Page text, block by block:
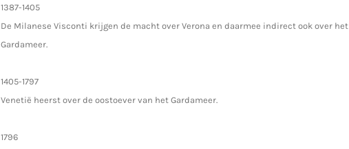
1387-1405
De Milanese Visconti krijgen de macht over Verona en daarmee indirect ook over het
Gardameer.
1405-1797
Venetië heerst over de oostoever van het Gardameer.
1796